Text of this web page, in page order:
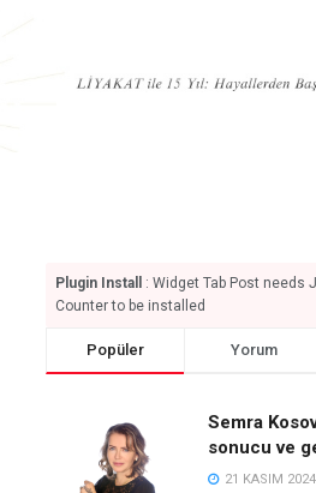
Plugin Install
: Widget Tab Post needs
Counter to be installed
Popüler Yorum
Semra
sonucu ve
21 KASIM 2024